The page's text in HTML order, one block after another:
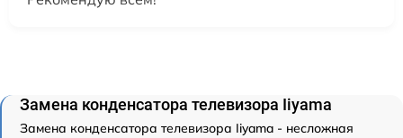
Замена конденсатора телевизора Iiyama
Замена конденсатора телевизора Iiyama - несложная